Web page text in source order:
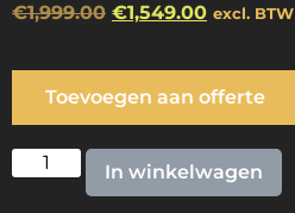
€1,999.00 €1,549.00 excl. BTW
Toevoegen aan offerte
In winkelwagen